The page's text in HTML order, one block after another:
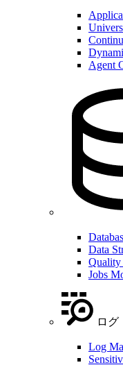
Agent
Data
Jobs
ログ
Log